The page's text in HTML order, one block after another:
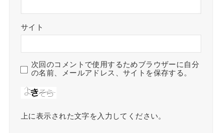
サイト
次回のコメントで使用するためブラウザーに自分
の名前、メールアドレス、サイトを保存する。
上に表示された文字を入力してください。